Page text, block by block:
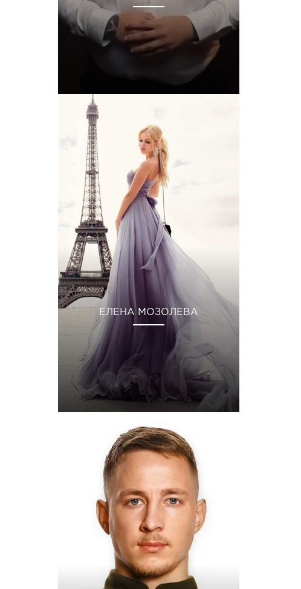
ЕЛЕНА МОЗОЛЕВА